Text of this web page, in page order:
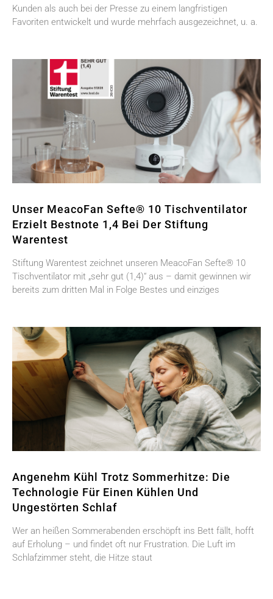
Kunden als auch bei der Presse zu einem langfristigen
Favoriten entwickelt und wurde mehrfach ausgezeichnet, u. a.
Unser MeacoFan Sefte® 10 Tischventilator
Erzielt Bestnote 1,4 Bei Der Stiftung
Warentest
Stiftung Warentest zeichnet unseren MeacoFan Sefte® 10
Tischventilator mit „sehr gut (1,4)“ aus – damit gewinnen wir
bereits zum dritten Mal in Folge Bestes und einziges
Angenehm Kühl Trotz Sommerhitze: Die
Technologie Für Einen Kühlen Und
Ungestörten Schlaf
Wer an heißen Sommerabenden erschöpft ins Bett fällt, hofft
auf Erholung – und findet oft nur Frustration. Die Luft im
Schlafzimmer steht, die Hitze staut